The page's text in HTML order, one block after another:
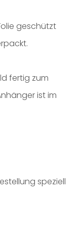
geschützt
fertig zum
ist im
speziell